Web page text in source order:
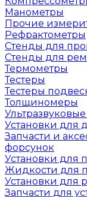
Манометры
Прочие
Рефрактометры
Стенды для
Стенды для
Термометры
Тестеры
Тестеры
Толщиномеры
Установки для
Запчасти и
форсунок
Установки для
Жидкости для
Установки для
Запчасти для